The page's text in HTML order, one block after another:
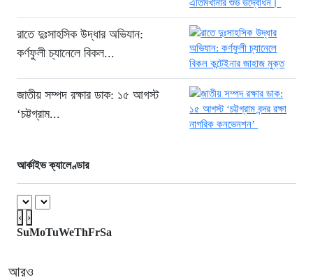
জুলাই স্মৃতি জাদুঘরকে ইতিহাসের নতুন পর্যায়
আখ্যা দিলেন ড. ইউনূস
তিস্তায় হু হু করে বাড়ছে পানি : ৪৪ জলকপাট
খোলায় বন্যার চরম আশঙ্কা
রাতে দুঃসাহসিক উদ্ধার অভিযান:
কর্ণফুলী চ্যানেলে বিকল...
জাতীয় সম্পদ রক্ষার ডাক: ১৫ আগস্ট
‘চট্টগ্রাম...
আর্কাইভ ক্যালেণ্ডার
‹ ›
SuMoTuWeThFrSa
আরও